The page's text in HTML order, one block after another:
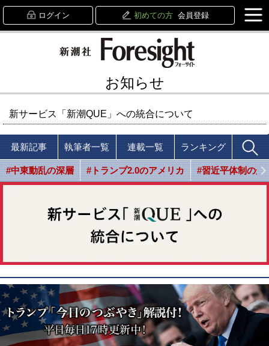
ログイン 初めての方 会員登録
お知らせ
新サービス「新潮QUE」への統合について
最新記事 執筆者一覧 連載一覧 ランキング
#中東動乱の深層 #トランプ2.0のアメリカ #習近平体制の光